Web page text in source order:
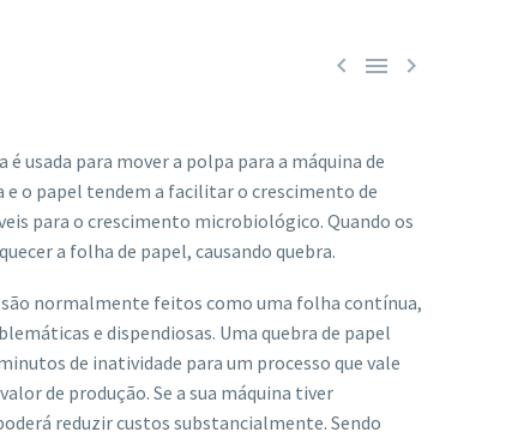
  
usada para mover a polpa para a máquina de
o papel tendem a facilitar o crescimento de
para o crescimento microbiológico. Quando os
a folha de papel, causando quebra.
normalmente feitos como uma folha contínua,
e dispendiosas. Uma quebra de papel
de inatividade para um processo que vale
de produção. Se a sua máquina tiver
reduzir custos substancialmente. Sendo